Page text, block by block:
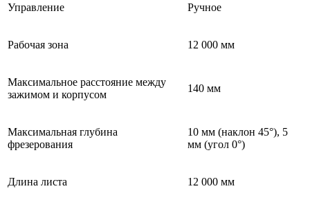
Управление Ручное
Рабочая зона 12 000 мм
Максимальное расстояние между
зажимом и корпусом
140 мм
Максимальная глубина
фрезерования
10 мм (наклон 45°), 5
мм (угол 0°)
Длина листа 12 000 мм